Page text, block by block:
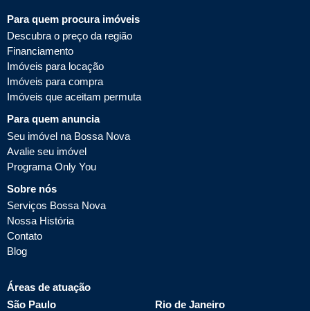
Para quem procura imóveis
Descubra o preço da região
Financiamento
Imóveis para locação
Imóveis para compra
Imóveis que aceitam permuta
Para quem anuncia
Seu imóvel na Bossa Nova
Avalie seu imóvel
Programa Only You
Sobre nós
Serviços Bossa Nova
Nossa História
Contato
Blog
Áreas de atuação
São Paulo
Rio de Janeiro